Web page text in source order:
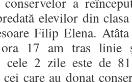
elevilor din
Filip Elena.
17 am tras linie
cele 2 zile este de
care au donat